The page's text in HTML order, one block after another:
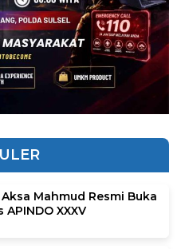
Mahmud Resmi Buka
XXXV